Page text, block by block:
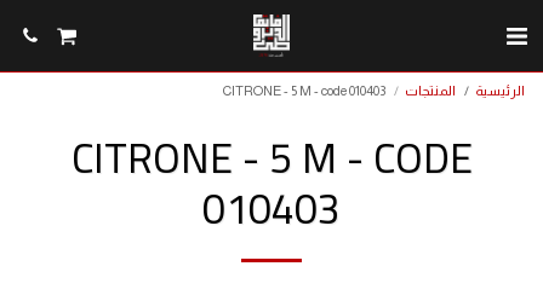
الرئيسية المنتجات CITRONE - 5 M - code 010403
CITRONE - 5 M - CODE
010403